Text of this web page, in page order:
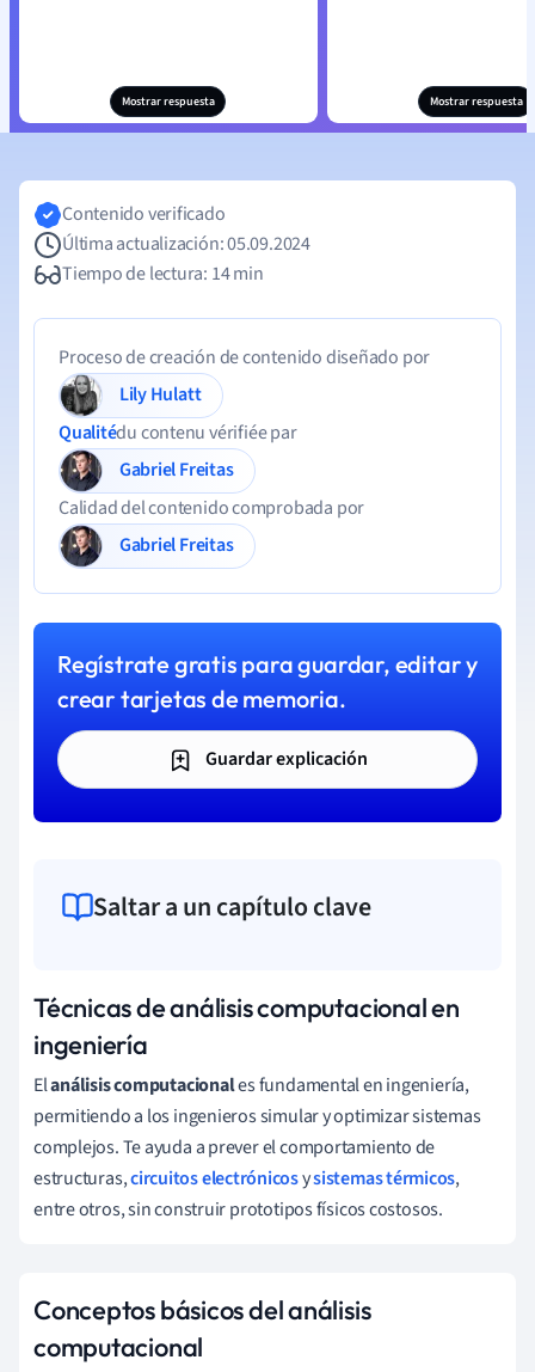
Mostrar respuesta Mostrar respuesta
Contenido verificado
Última actualización: 05.09.2024
Tiempo de lectura: 14 min
Proceso de creación de contenido diseñado por
Lily Hulatt
Qualitédu contenu vérifiée par
Gabriel Freitas
Calidad del contenido comprobada por
Gabriel Freitas
Regístrate gratis para guardar, editar y
crear tarjetas de memoria.
Guardar explicación
Saltar a un capítulo clave
Técnicas de análisis computacional en
ingeniería
Elanálisis computacionales fundamental en ingeniería,
permitiendo a los ingenieros simular y optimizar sistemas
complejos. Te ayuda a prever el comportamiento de
estructuras,circuitos electrónicosysistemas térmicos,
entre otros, sin construir prototipos físicos costosos.
Conceptos básicos del análisis
computacional